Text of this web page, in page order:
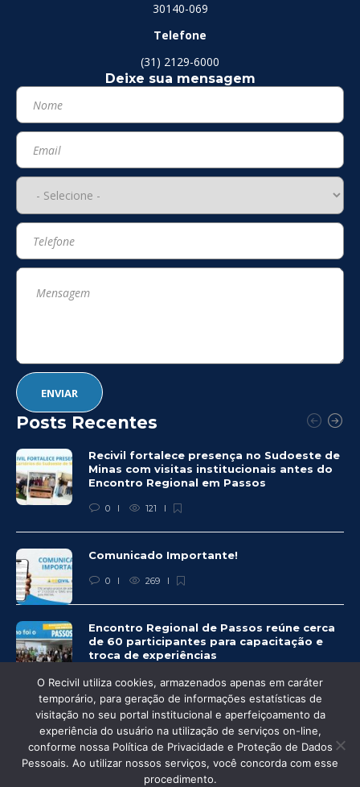
30140-069
Telefone
(31) 2129-6000
Deixe sua mensagem
Posts Recentes
Recivil fortalece presença no Sudoeste de
Minas com visitas institucionais antes do
Encontro Regional em Passos
0 121
Comunicado Importante!
0 269
Encontro Regional de Passos reúne cerca
de 60 participantes para capacitação e
troca de experiências
0 264
© Recivil 2020 – Todos os direitos reservados.
O Recivil utiliza cookies, armazenados apenas em caráter
temporário, para geração de informações estatísticas de
visitação no seu portal institucional e aperfeiçoamento da
experiência do usuário na utilização de serviços on-line,
conforme nossa Política de Privacidade e Proteção de Dados
Pessoais. Ao utilizar nossos serviços, você concorda com esse
procedimento.